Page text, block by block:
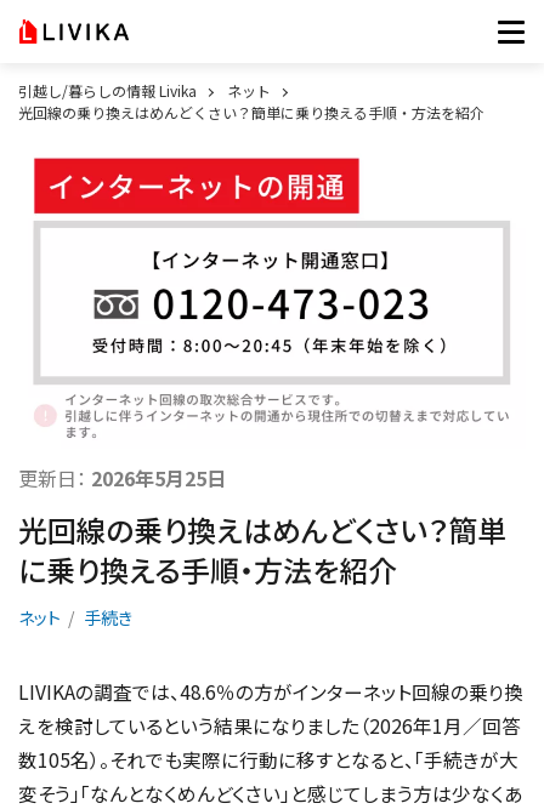
引越し/暮らしの情報 Livika
ネット
光回線の乗り換えはめんどくさい？簡単に乗り換える手順・方法を紹介
更新日： 2026年5月25日
光回線の乗り換えはめんどくさい？簡単
に乗り換える手順・方法を紹介
ネット 手続き
LIVIKAの調査では、48.6％の方がインターネット回線の乗り換
えを検討しているという結果になりました（2026年1月／回答
数105名）。それでも実際に行動に移すとなると、「手続きが大
変そう」「なんとなくめんどくさい」と感じてしまう方は少なくあ